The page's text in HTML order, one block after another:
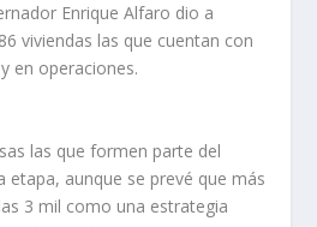
Enrique Alfaro dio a
viviendas las que cuentan con
en operaciones.
las que formen parte del
etapa, aunque se prevé que más
3 mil como una estrategia